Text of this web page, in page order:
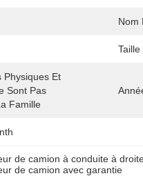
Nom
Physiques Et
Sont Pas
Famille
de camion à conduite à
de camion avec garantie